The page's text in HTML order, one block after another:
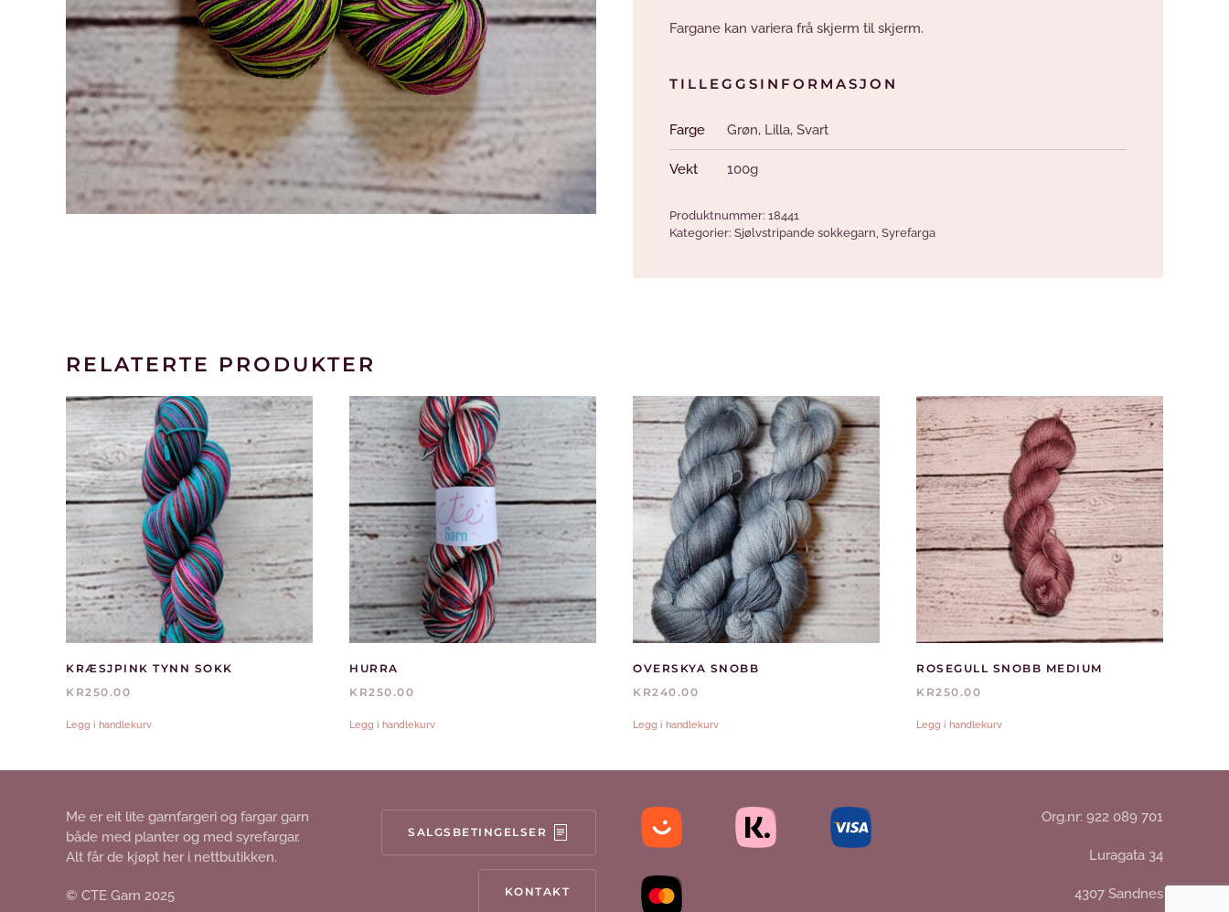
Fargane kan variera frå skjerm til skjerm.
TILLEGGSINFORMASJON
Farge Grøn, Lilla, Svart
Vekt 100g
Produktnummer: 18441
Kategorier: Sjølvstripande sokkegarn, Syrefarga
RELATERTE PRODUKTER
KRÆSJPINK TYNN SOKK
KR250.00
Legg i handlekurv
HURRA
KR250.00
Legg i handlekurv
OVERSKYA SNOBB
KR240.00
Legg i handlekurv
ROSEGULL SNOBB MEDIUM
KR250.00
Legg i handlekurv
Me er eit lite garnfargeri og fargar garn
både med planter og med syrefargar.
Alt får de kjøpt her i nettbutikken.
© CTE Garn 2025
SALGSBETINGELSER
KONTAKT
Org.nr: 922 089 701
Luragata 34
4307 Sandnes